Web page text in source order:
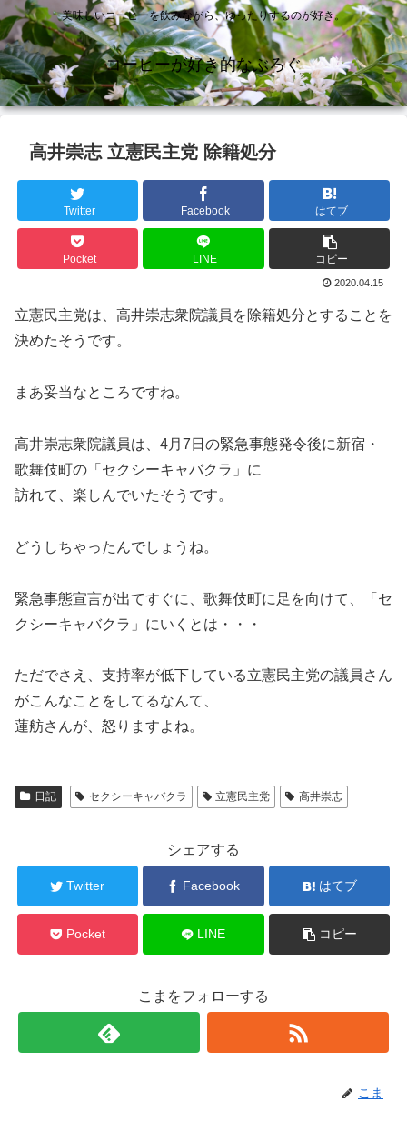
美味しいコーヒーを飲みながら、ゆったりするのが好き。
コーヒーが好き的なぶろぐ
高井崇志 立憲民主党 除籍処分
Twitter Facebook はてブ
Pocket LINE コピー
2020.04.15
立憲民主党は、高井崇志衆院議員を除籍処分とすることを
決めたそうです。
まあ妥当なところですね。
高井崇志衆院議員は、4月7日の緊急事態発令後に新宿・
歌舞伎町の「セクシーキャバクラ」に
訪れて、楽しんでいたそうです。
どうしちゃったんでしょうね。
緊急事態宣言が出てすぐに、歌舞伎町に足を向けて、「セ
クシーキャバクラ」にいくとは・・・
ただでさえ、支持率が低下している立憲民主党の議員さん
がこんなことをしてるなんて、
蓮舫さんが、怒りますよね。
日記 セクシーキャバクラ 立憲民主党 高井崇志
シェアする
Twitter Facebook はてブ
Pocket LINE コピー
こまをフォローする
こま